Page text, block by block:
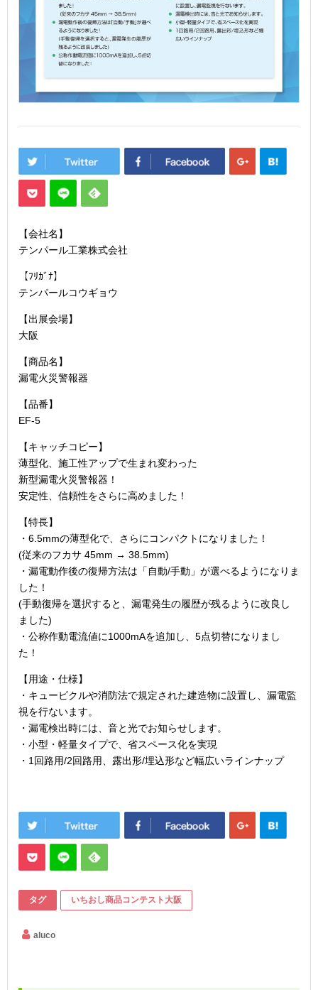
【会社名】
テンパール工業株式会社
【ﾌﾘｶﾞﾅ】
テンパールコウギョウ
【出展会場】
大阪
【商品名】
漏電火災警報器
【品番】
EF-5
【キャッチコピー】
薄型化、施工性アップで生まれ変わった
新型漏電火災警報器！
安定性、信頼性をさらに高めました！
【特長】
・6.5mmの薄型化で、さらにコンパクトになりました！
(従来のフカサ 45mm → 38.5mm)
・漏電動作後の復帰方法は「自動/手動」が選べるようになりま
した！
(手動復帰を選択すると、漏電発生の履歴が残るように改良し
ました)
・公称作動電流値に1000mAを追加し、5点切替になりまし
た！
【用途・仕様】
・キュービクルや消防法で規定された建造物に設置し、漏電監
視を行ないます。
・漏電検出時には、音と光でお知らせします。
・小型・軽量タイプで、省スペース化を実現
・1回路用/2回路用、露出形/埋込形など幅広いラインナップ
タグ いちおし商品コンテスト大阪
aluco